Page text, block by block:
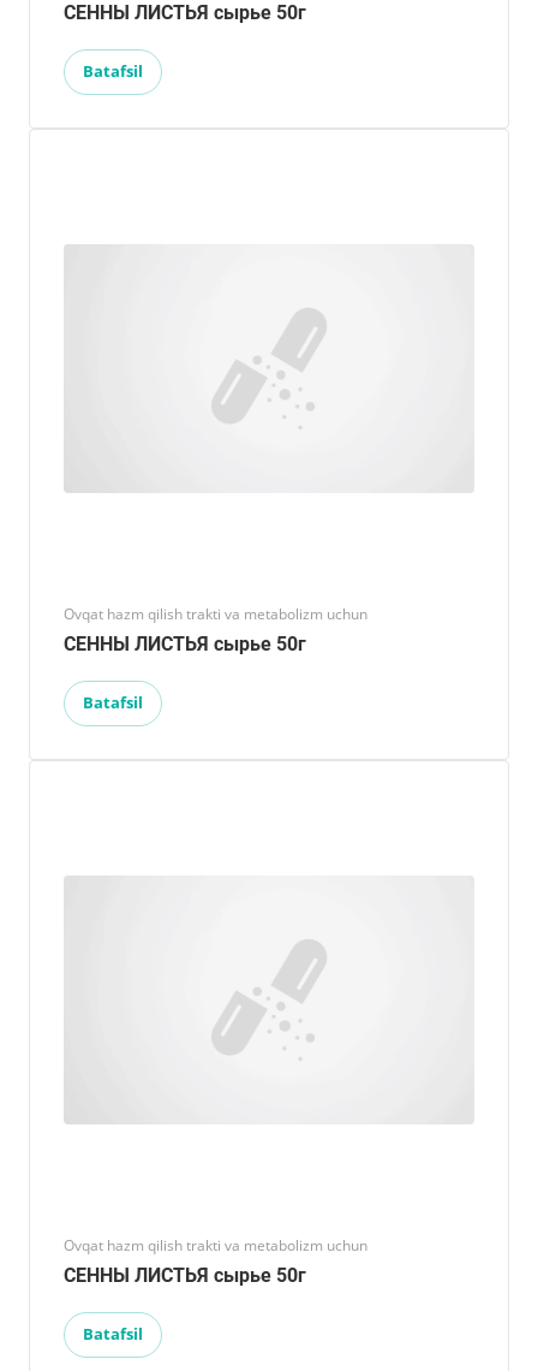
СЕННЫ ЛИСТЬЯ сырье 50г
Batafsil
Ovqat hazm qilish trakti va metabolizm uchun
СЕННЫ ЛИСТЬЯ сырье 50г
Batafsil
Ovqat hazm qilish trakti va metabolizm uchun
СЕННЫ ЛИСТЬЯ сырье 50г
Batafsil